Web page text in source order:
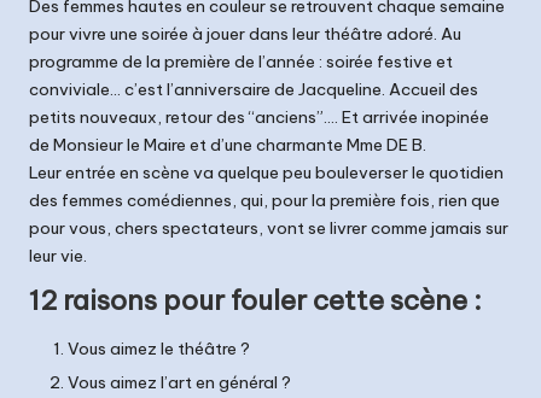
Des femmes hautes en couleur se retrouvent chaque semaine
pour vivre une soirée à jouer dans leur théâtre adoré. Au
programme de la première de l’année : soirée festive et
conviviale… c’est l’anniversaire de Jacqueline. Accueil des
petits nouveaux, retour des “anciens”…. Et arrivée inopinée
de Monsieur le Maire et d’une charmante Mme DE B.
Leur entrée en scène va quelque peu bouleverser le quotidien
des femmes comédiennes, qui, pour la première fois, rien que
pour vous, chers spectateurs, vont se livrer comme jamais sur
leur vie.
12 raisons pour fouler cette scène :
Vous aimez le théâtre ?
Vous aimez l’art en général ?